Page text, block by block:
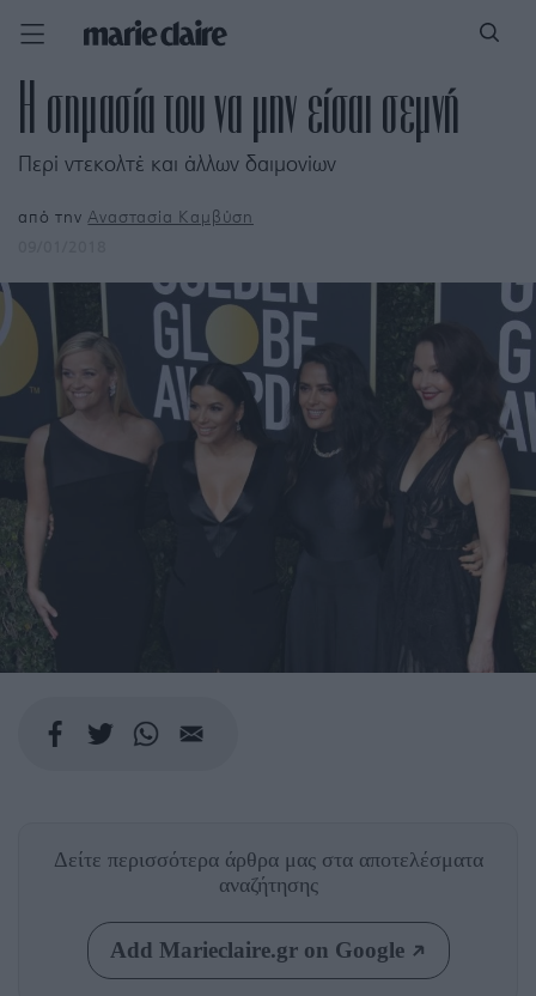
Η σημασία του να μην είσαι σεμνή
Περί ντεκολτέ και άλλων δαιμονίων
από τηνΑναστασία Καμβύση
Δείτε περισσότερα άρθρα μας στα αποτελέσματα
αναζήτησης
Add Marieclaire.gr on Google